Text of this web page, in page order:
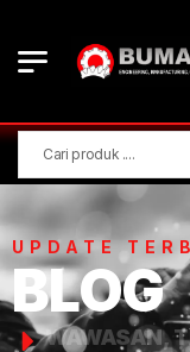
UPDATE
BLOG
WAWASAN,